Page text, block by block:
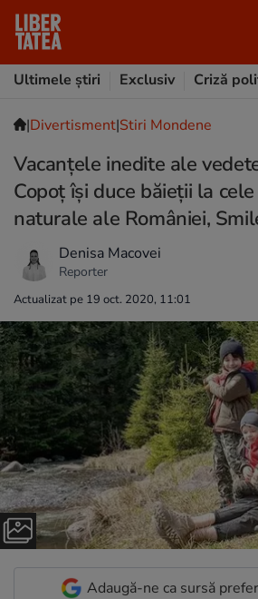
Ultimele știri
Exclusiv Criză
|Divertisment|Stiri Mondene
Vacanțele inedite ale
Copoț își duce băieții la
naturale ale României,
Denisa Macovei
Reporter
Actualizat pe 19 oct. 2020, 11:01
Adaugă-ne ca sursă